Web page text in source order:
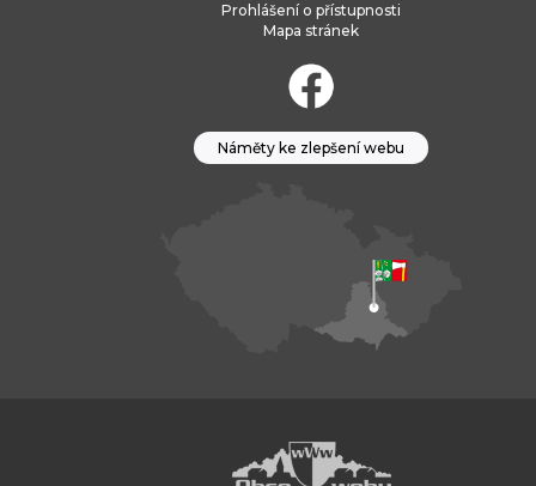
Prohlášení o přístupnosti
Mapa stránek
Náměty ke zlepšení webu